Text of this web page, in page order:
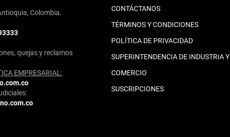
Colombia.
quejas y reclamos
EMPRESARIAL:
CONTÁCTANOS
TÉRMINOS Y CONDICIONES
POLÍTICA DE PRIVACIDAD
SUPERINTENDENCIA DE INDUSTRIA Y
COMERCIO
SUSCRIPCIONES